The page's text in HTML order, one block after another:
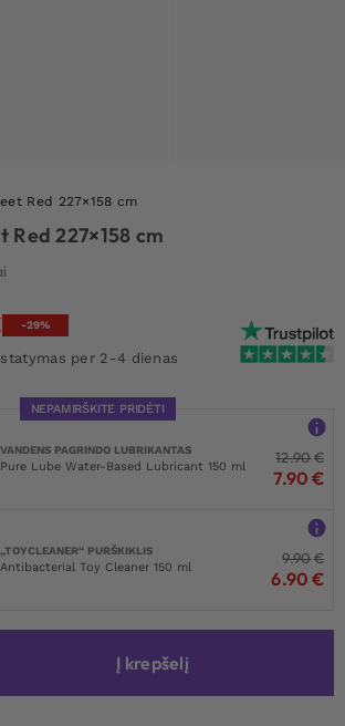
Red 227×158 cm
Red 227×158 cm
Current
21.90€.
-29%
per 2-4 dienas
NEPAMIRŠKITE PRIDĖTI
VANDENS PAGRINDO LUBRIKANTAS
Pure Lube Water-Based Lubricant 150 ml
12.90€
7.90 €
„TOYCLEANER“ PURŠKIKLIS
Antibacterial Toy Cleaner 150 ml
9.90€
6.90 €
Į krepšelį